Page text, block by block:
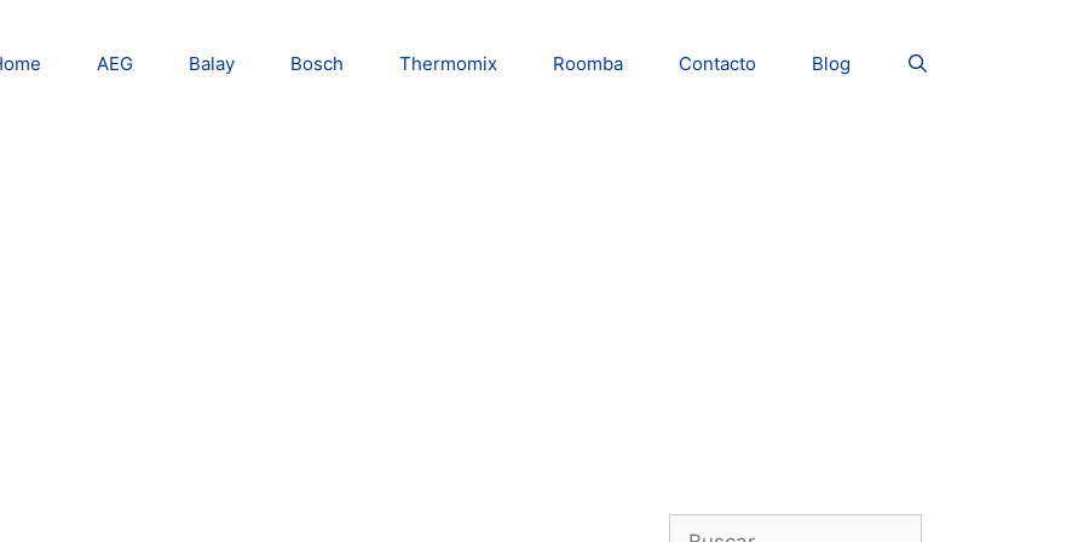
AEG Balay Bosch Thermomix Roomba Contacto Blog
Buscar: